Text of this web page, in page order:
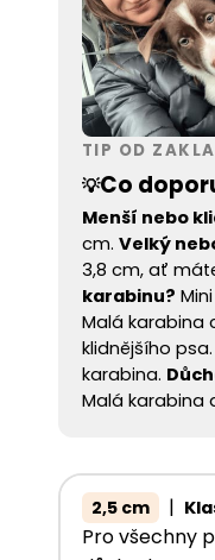
TIP OD
💡Co
Menší nebo
cm. Velký
3,8 cm, ať
karabinu?
Malá karabina
klidnějšího
karabina.
Malá karabina
2,5 cm |
Pro všechny